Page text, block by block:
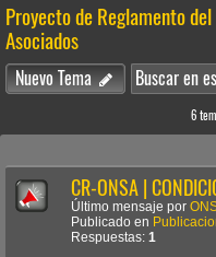
Proyecto de Reglamento
Asociados
Nuevo Tema
6
CR-ONSA |
Último mensaje por
Publicado en
Respuestas: 1